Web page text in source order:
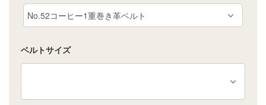
ベルトサイズ